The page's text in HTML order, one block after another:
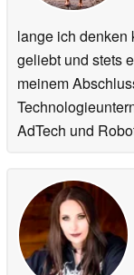
lange ich denken
geliebt und stets
meinem
AdTech und